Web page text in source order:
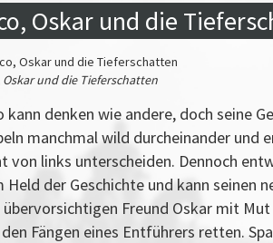
Oskar und die
Oskar und die Tieferschatten
kann denken wie andere, doch seine
manchmal wild durcheinander und
von links unterscheiden. Dennoch
Held der Geschichte und kann seinen
übervorsichtigen Freund Oskar mit
Fängen eines Entführers retten.